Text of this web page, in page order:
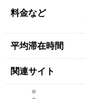
料金など
平均滞在時間
関連サイト